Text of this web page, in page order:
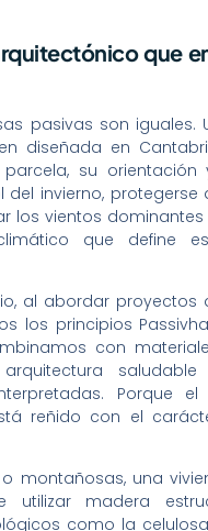
que
pasivas son iguales.
diseñada en
su orientación
del invierno, protegerse
los vientos
que define
al abordar proyectos
los principios
con
Porque el
reñido con el
o montañosas, una
utilizar madera
como la